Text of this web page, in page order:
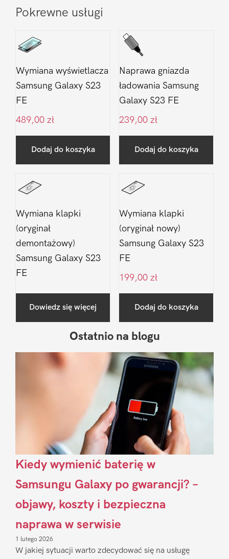
Pokrewne usługi
Wymiana wyświetlacza
Samsung Galaxy S23
FE
489,00 zł
Dodaj do koszyka
Naprawa gniazda
ładowania Samsung
Galaxy S23 FE
239,00 zł
Dodaj do koszyka
Wymiana klapki
(oryginał
demontażowy)
Samsung Galaxy S23
FE
Dowiedz się więcej
Wymiana klapki
(oryginał nowy)
Samsung Galaxy S23
FE
199,00 zł
Dodaj do koszyka
Sidebar
Ostatnio na blogu
Kiedy wymienić baterię w
Samsungu Galaxy po gwarancji? –
objawy, koszty i bezpieczna
naprawa w serwisie
1 lutego 2026
W jakiej sytuacji warto zdecydować się na usługę